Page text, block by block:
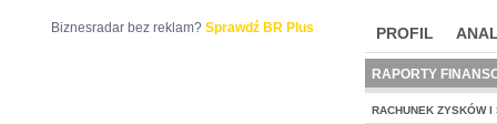
PROFIL
BR LAB
RAPORTY
RACHUNEK ZYSKÓW I
Biznesradar bez reklam? Sprawdź BR Plus